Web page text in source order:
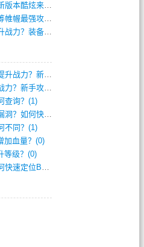
连击传奇发布网震撼上线，全新版本酷炫来袭(12)
传奇私服免费：征战沙场，运筹帷幄最强攻城(516)
传奇私服中变版本如何快速提升战力？装备强(1012)
逆天单职业微端传奇如何快速提升战力？新手(2)
红月传说战神版如何快速提升战力？新手攻略(2)
查询？(1)
逆水寒单职业存在哪些可利用漏洞？如何快速(1)
不同？(1)
加血量？(0)
等级？(0)
龙渊版本地图坐标全解析，如何快速定位BO(0)